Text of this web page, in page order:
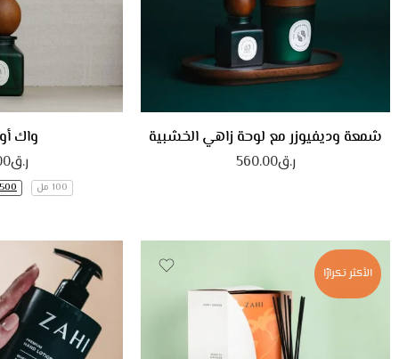
شمعة وديفيوزر مع لوحة زاهي الخشبية
ر.ق560.00
واك
ر.ق
100 مل 500 مل
الأكثر تكرارًا